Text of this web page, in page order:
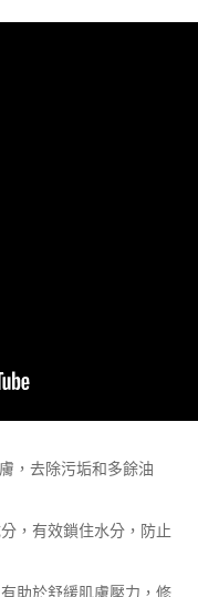
，去除污垢和多餘油
，有效鎖住水分，防止
助於舒緩肌膚壓力，修